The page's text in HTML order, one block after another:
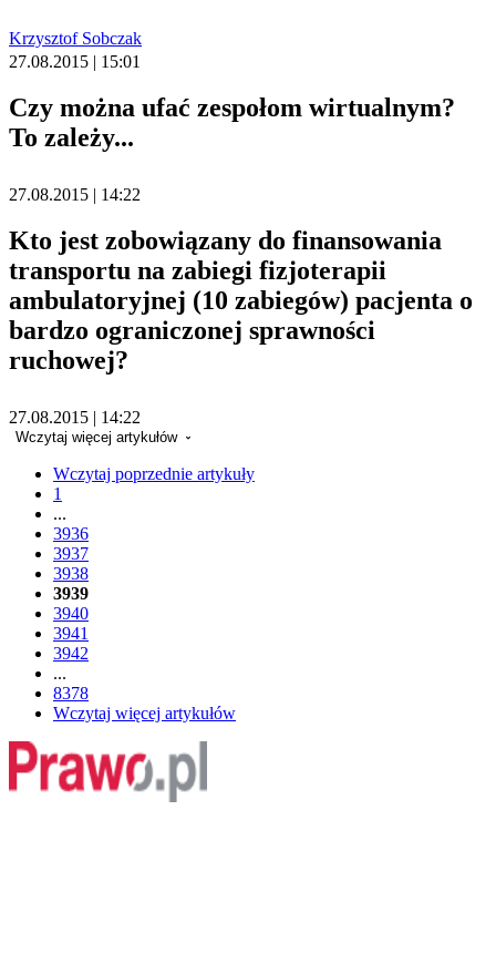
Krzysztof Sobczak
27.08.2015 | 15:01
Czy można ufać zespołom wirtualnym?
To zależy...
27.08.2015 | 14:22
Kto jest zobowiązany do finansowania
transportu na zabiegi fizjoterapii
ambulatoryjnej (10 zabiegów) pacjenta o
bardzo ograniczonej sprawności
ruchowej?
27.08.2015 | 14:22
Wczytaj więcej artykułów
Wczytaj poprzednie artykuły
1
...
3936
3937
3938
3939
3940
3941
3942
...
8378
Wczytaj więcej artykułów